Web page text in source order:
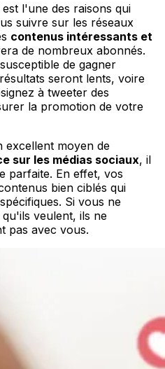
l'une des raisons qui
suivre sur les réseaux
contenus intéressants et
de nombreux abonnés.
de gagner
seront lents, voire
à tweeter des
la promotion de votre
excellent moyen de
sur les médias sociaux, il
parfaite. En effet, vos
bien ciblés qui
Si vous ne
veulent, ils ne
pas avec vous.